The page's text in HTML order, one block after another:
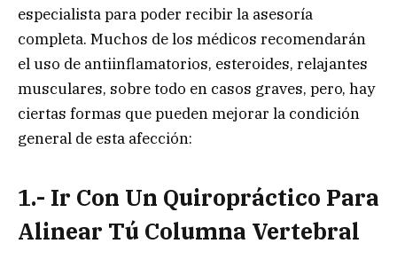
especialista para poder recibir la asesoría
completa. Muchos de los médicos recomendarán
el uso de antiinflamatorios, esteroides, relajantes
musculares, sobre todo en casos graves, pero, hay
ciertas formas que pueden mejorar la condición
general de esta afección:
1.- Ir Con Un Quiropráctico Para
Alinear Tú Columna Vertebral